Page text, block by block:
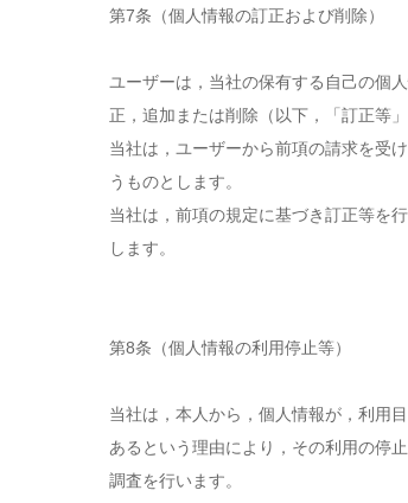
第7条（個人情報の訂正および削除）
ユーザーは，当社の保有する自己の個
正，追加または削除（以下，「訂正等
当社は，ユーザーから前項の請求を受
うものとします。
当社は，前項の規定に基づき訂正等を
します。
第8条（個人情報の利用停止等）
当社は，本人から，個人情報が，利用
あるという理由により，その利用の停
調査を行います。